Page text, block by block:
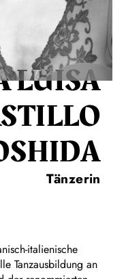
LUISA
Tänzerin
italienische
Tanzausbildung an